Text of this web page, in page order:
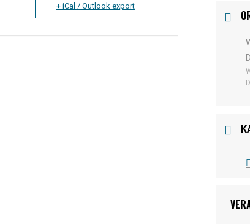
+ iCal / Outlook export